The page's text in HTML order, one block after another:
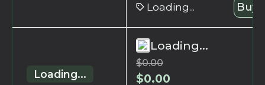
Loading... Buy
Loading...
Loading...
$0.00
$0.00